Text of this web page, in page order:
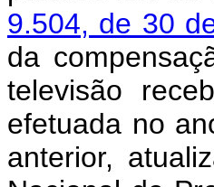
9.504, de 30
da
televisão
efetuada no
anterior,